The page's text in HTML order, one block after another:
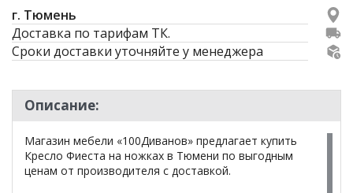
г. Тюмень
Доставка по тарифам ТК.
Сроки доставки уточняйте у менеджера
Описание:
Магазин мебели «100Диванов» предлагает купить
Кресло Фиеста на ножках в Тюмени по выгодным
ценам от производителя с доставкой.